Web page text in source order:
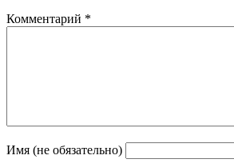
Комментарий *
Имя (не обязательно)